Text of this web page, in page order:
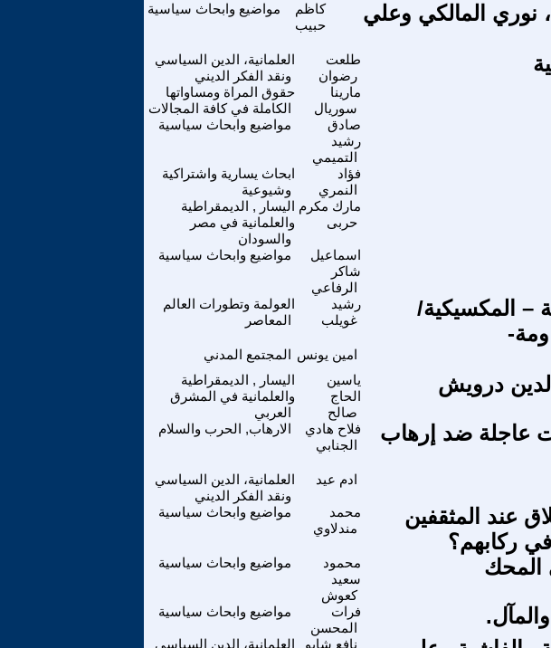
مواضيع وابحاث سياسية
كاظم
حبيب
نوري المالكي وعلي
العلمانية، الدين السياسي
ونقد الفكر الديني
طلعت
رضوان
حقوق المراة ومساواتها
الكاملة في كافة المجالات
مارينا
سوريال
مواضيع وابحاث سياسية
صادق
رشيد
التميمي
ابحاث يسارية واشتراكية
وشيوعية
فؤاد
النمري
اليسار , الديمقراطية
والعلمانية في مصر
والسودان
مارك مكرم
حربى
مواضيع وابحاث سياسية
اسماعيل
شاكر
الرفاعي
العولمة وتطورات العالم
المعاصر
رشيد
غويلب
– المكسيكية/
المجتمع المدني امين يونس
اليسار , الديمقراطية
والعلمانية في المشرق
العربي
ياسين
الحاج
صالح
درويش
الارهاب, الحرب والسلام
فلاح هادي
الجنابي
عاجلة ضد إرهاب
العلمانية، الدين السياسي
ونقد الفكر الديني
ادم عيد
مواضيع وابحاث سياسية
محمد
مندلاوي
عند المثقفين
ركابهم؟
مواضيع وابحاث سياسية
محمود
سعيد
كعوش
المحك
مواضيع وابحاث سياسية
فرات
المحسن
العلمانية، الدين السياسي
نافع شابو